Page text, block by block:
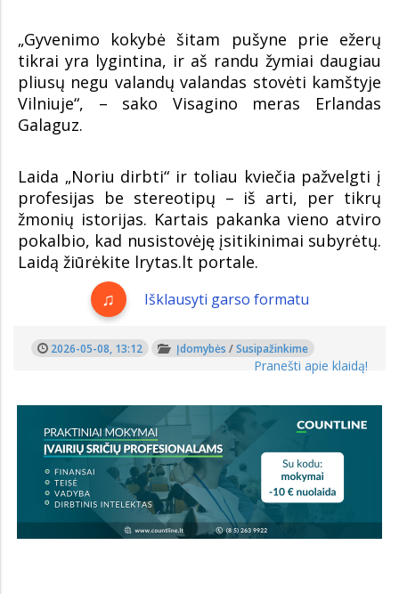
„Gyvenimo kokybė šitam pušyne prie ežerų
tikrai yra lygintina, ir aš randu žymiai daugiau
pliusų negu valandų valandas stovėti kamštyje
Vilniuje“, – sako Visagino meras Erlandas
Galaguz.
Laida „Noriu dirbti“ ir toliau kviečia pažvelgti į
profesijas be stereotipų – iš arti, per tikrų
žmonių istorijas. Kartais pakanka vieno atviro
pokalbio, kad nusistovėję įsitikinimai subyrėtų.
Laidą žiūrėkite lrytas.lt portale.
Išklausyti garso formatu
2026-05-08, 13:12 Įdomybės /Susipažinkime
Pranešti apie klaidą!